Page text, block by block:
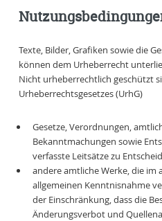
Texte, Bilder, Grafiken sowie die
können dem Urheberrecht
Nicht urheberrechtlich geschützt
Urheberrechtsgesetzes (UrhG)
Gesetze, Verordnungen,
Bekanntmachungen sowie
verfasste Leitsätze zu
andere amtliche Werke, die im
allgemeinen Kenntnisnahme
der Einschränkung, dass die
Änderungsverbot und